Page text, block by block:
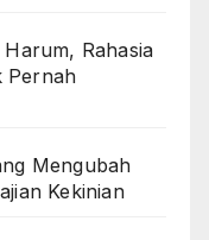
Rahasia
Pernah
Mengubah
Kekinian